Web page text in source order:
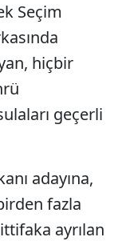
Seçim
hiçbir
geçerli
adayına,
fazla
ayrılan